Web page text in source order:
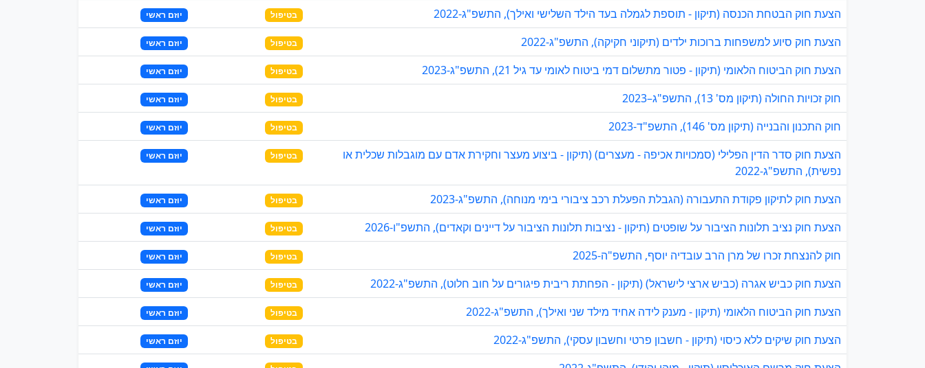
הצעת חוק הבטחת הכנסה (תיקון - תוספת לגמלה בעד הילד השלישי ואילך), התשפ"ג-2022 בטיפול יוזם ראשי
הצעת חוק סיוע למשפחות ברוכות ילדים (תיקוני חקיקה), התשפ"ג-2022 בטיפול יוזם ראשי
הצעת חוק הביטוח הלאומי (תיקון - פטור מתשלום דמי ביטוח לאומי עד גיל 21), התשפ"ג-2023 בטיפול יוזם ראשי
חוק זכויות החולה (תיקון מס' 13), התשפ"ג–2023 בטיפול יוזם ראשי
חוק התכנון והבנייה (תיקון מס' 146), התשפ"ד-2023 בטיפול יוזם ראשי
הצעת חוק סדר הדין הפלילי (סמכויות אכיפה - מעצרים) (תיקון - ביצוע מעצר וחקירת אדם עם מוגבלות שכלית או
נפשית), התשפ"ג-2022
בטיפול יוזם ראשי
הצעת חוק לתיקון פקודת התעבורה (הגבלת הפעלת רכב ציבורי בימי מנוחה), התשפ"ג-2023 בטיפול יוזם ראשי
הצעת חוק נציב תלונות הציבור על שופטים (תיקון - נציבות תלונות הציבור על דיינים וקאדים), התשפ"ו-2026 בטיפול יוזם ראשי
חוק להנצחת זכרו של מרן הרב עובדיה יוסף, התשפ"ה-2025 בטיפול יוזם ראשי
הצעת חוק כביש אגרה (כביש ארצי לישראל) (תיקון - הפחתת ריבית פיגורים על חוב חלוט), התשפ"ג-2022 בטיפול יוזם ראשי
הצעת חוק הביטוח הלאומי (תיקון - מענק לידה אחיד מילד שני ואילך), התשפ"ג-2022 בטיפול יוזם ראשי
הצעת חוק שיקים ללא כיסוי (תיקון - חשבון פרטי וחשבון עסקי), התשפ"ג-2022 בטיפול יוזם ראשי